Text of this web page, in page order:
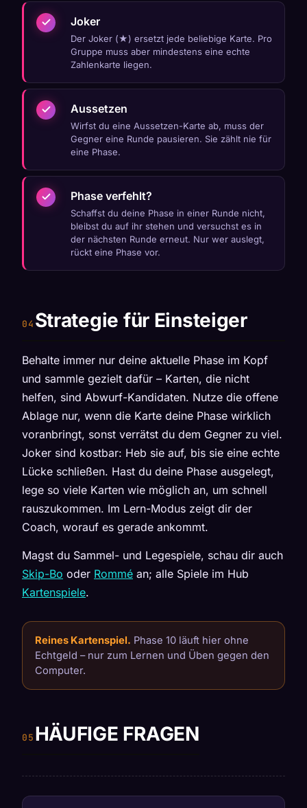
Joker
Der Joker (★) ersetzt jede beliebige Karte. Pro
Gruppe muss aber mindestens eine echte
Zahlenkarte liegen.
Aussetzen
Wirfst du eine Aussetzen-Karte ab, muss der
Gegner eine Runde pausieren. Sie zählt nie für
eine Phase.
Phase verfehlt?
Schaffst du deine Phase in einer Runde nicht,
bleibst du auf ihr stehen und versuchst es in
der nächsten Runde erneut. Nur wer auslegt,
rückt eine Phase vor.
Strategie für Einsteiger
Behalte immer nur deine aktuelle Phase im Kopf
und sammle gezielt dafür – Karten, die nicht
helfen, sind Abwurf-Kandidaten. Nutze die offene
Ablage nur, wenn die Karte deine Phase wirklich
voranbringt, sonst verrätst du dem Gegner zu viel.
Joker sind kostbar: Heb sie auf, bis sie eine echte
Lücke schließen. Hast du deine Phase ausgelegt,
lege so viele Karten wie möglich an, um schnell
rauszukommen. Im Lern-Modus zeigt dir der
Coach, worauf es gerade ankommt.
Magst du Sammel- und Legespiele, schau dir auch
Skip-Bo oder Rommé an; alle Spiele im Hub
Kartenspiele.
Reines Kartenspiel. Phase 10 läuft hier ohne
Echtgeld – nur zum Lernen und Üben gegen den
Computer.
HÄUFIGE FRAGEN